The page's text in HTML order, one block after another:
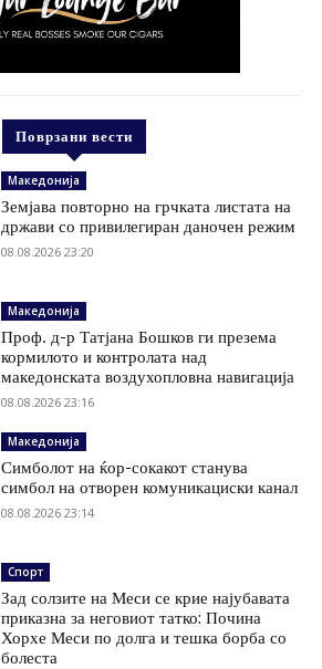
Поврзани вести
Македонија
Земјава повторно на грчката листата на
држави со привилегиран даночен режим
08.08.2026 23:20
Македонија
Проф. д-р Татјана Бошков ги презема
кормилото и контролата над
македонската воздухопловна навигација
08.08.2026 23:16
Македонија
Симболот на ќор-сокакот станува
симбол на отворен комуникациски канал
08.08.2026 23:14
Спорт
Зад солзите на Меси се крие најубавата
приказна за неговиот татко: Почина
Хорхе Меси по долга и тешка борба со
болеста